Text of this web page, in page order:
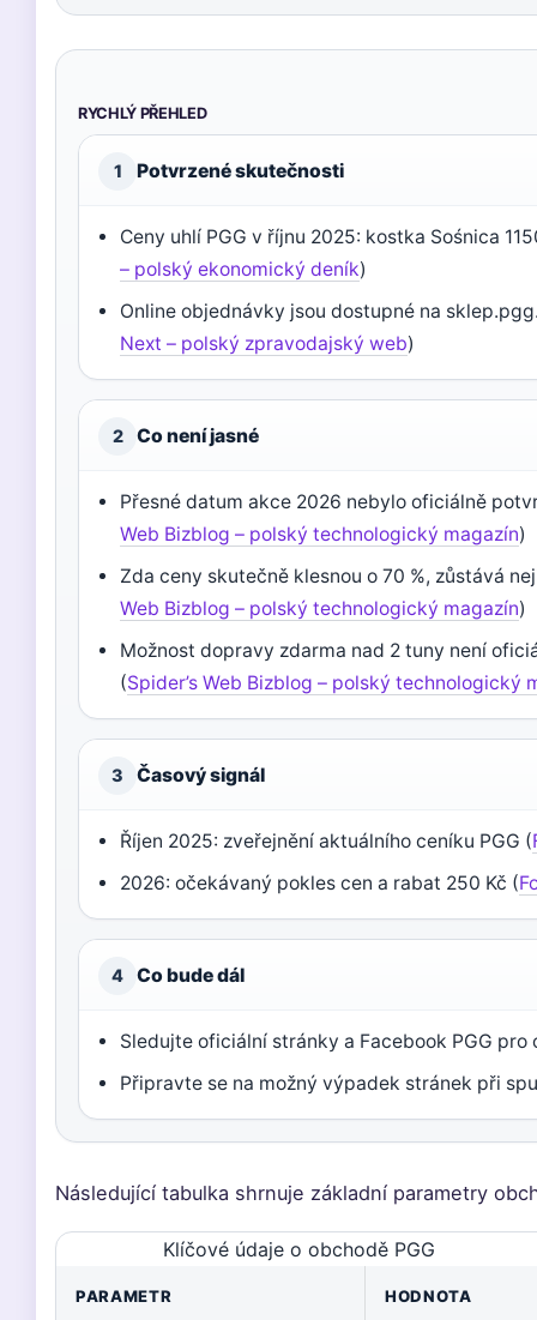
RYCHLÝ PŘEHLED
1 Potvrzené skutečnosti
Ceny uhlí PGG v říjnu 2025: kostka Sośnica
– polský ekonomický deník)
Online objednávky jsou dostupné na
Next – polský zpravodajský web)
2 Co není jasné
Přesné datum akce 2026 nebylo oficiálně
Web Bizblog – polský technologický magazín)
Zda ceny skutečně klesnou o 70 %, zůstává
Web Bizblog – polský technologický magazín)
Možnost dopravy zdarma nad 2 tuny není
(Spider’s Web Bizblog – polský technologický
3 Časový signál
Říjen 2025: zveřejnění aktuálního ceníku PGG (
2026: očekávaný pokles cen a rabat 250 Kč (
4 Co bude dál
Sledujte oficiální stránky a Facebook PGG pro
Připravte se na možný výpadek stránek při
Následující tabulka shrnuje základní parametry
Klíčové údaje o obchodě PGG
PARAMETR HODNOTA